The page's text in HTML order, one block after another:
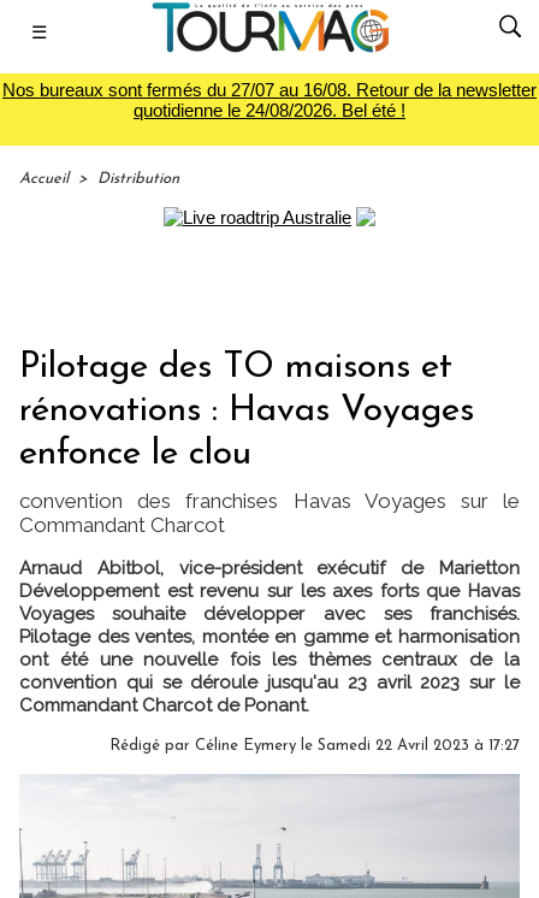
☰
Nos bureaux sont fermés du 27/07 au 16/08. Retour de la newsletter
quotidienne le 24/08/2026. Bel été !
Accueil > Distribution
Pilotage des TO maisons et
rénovations : Havas Voyages
enfonce le clou
convention des franchises Havas Voyages sur le
Commandant Charcot
Arnaud Abitbol, vice-président exécutif de Marietton
Développement est revenu sur les axes forts que Havas
Voyages souhaite développer avec ses franchisés.
Pilotage des ventes, montée en gamme et harmonisation
ont été une nouvelle fois les thèmes centraux de la
convention qui se déroule jusqu'au 23 avril 2023 sur le
Commandant Charcot de Ponant.
Rédigé par Céline Eymery le Samedi 22 Avril 2023 à 17:27